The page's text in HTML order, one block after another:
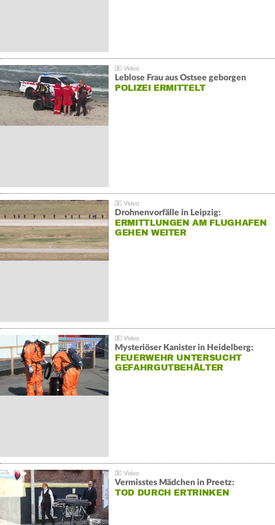
Leblose Frau aus Ostsee geborgen
POLIZEI ERMITTELT
Drohnenvorfälle in Leipzig:
ERMITTLUNGEN AM FLUGHAFEN
GEHEN WEITER
Mysteriöser Kanister in Heidelberg:
FEUERWEHR UNTERSUCHT
GEFAHRGUTBEHÄLTER
Vermisstes Mädchen in Preetz:
TOD DURCH ERTRINKEN